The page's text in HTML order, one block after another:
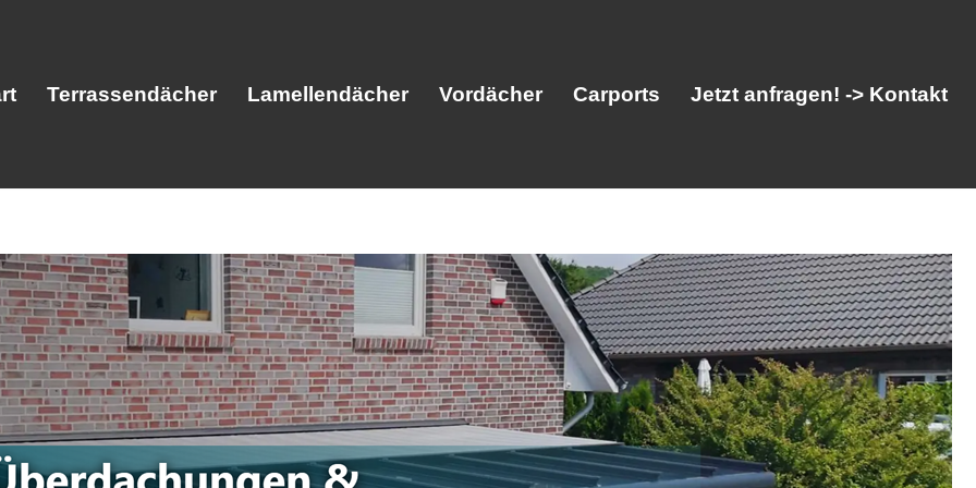
Terrassendächer Lamellendächer Vordächer Carports Jetzt anfragen! -> Kontakt